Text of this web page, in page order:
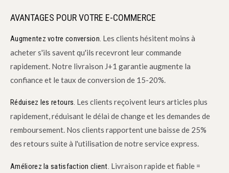
AVANTAGES POUR VOTRE E-COMMERCE
Augmentez votre conversion. Les clients hésitent moins à
acheter s'ils savent qu'ils recevront leur commande
rapidement. Notre livraison J+1 garantie augmente la
confiance et le taux de conversion de 15-20%.
Réduisez les retours. Les clients reçoivent leurs articles plus
rapidement, réduisant le délai de change et les demandes de
remboursement. Nos clients rapportent une baisse de 25%
des retours suite à l'utilisation de notre service express.
Améliorez la satisfaction client. Livraison rapide et fiable =